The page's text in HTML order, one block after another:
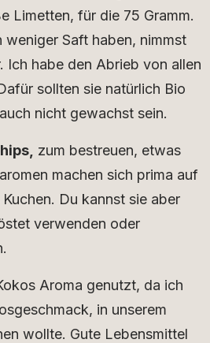
Limetten, für die 75 Gramm.
weniger Saft haben, nimmst
Ich habe den Abrieb von allen
sollten sie natürlich Bio
nicht gewachst sein.
zum bestreuen, etwas
machen sich prima auf
Du kannst sie aber
verwenden oder
Aroma genutzt, da ich
in unserem
wollte. Gute Lebensmittel